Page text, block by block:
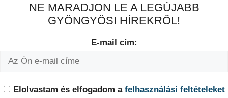
NE MARADJON LE A LEGÚJABB
GYÖNGYÖSI HÍREKRŐL!
E-mail cím:
Elolvastam és elfogadom a felhasználási feltételeket